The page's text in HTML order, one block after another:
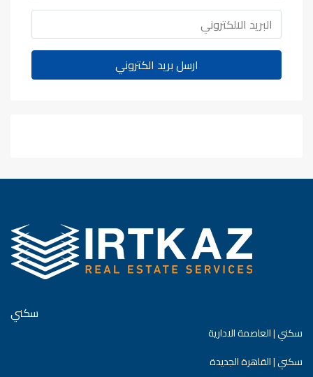
ارسل بريد الكتروني
سكني
سكني | العاصمة الادارية
سكني | القاهرة الجديدة